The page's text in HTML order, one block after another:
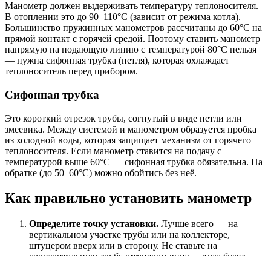
Манометр должен выдерживать температуру теплоносителя.
В отоплении это до 90–110°C (зависит от режима котла).
Большинство пружинных манометров рассчитаны до 60°C на
прямой контакт с горячей средой. Поэтому ставить манометр
напрямую на подающую линию с температурой 80°C нельзя
— нужна сифонная трубка (петля), которая охлаждает
теплоноситель перед прибором.
Сифонная трубка
Это короткий отрезок трубы, согнутый в виде петли или
змеевика. Между системой и манометром образуется пробка
из холодной воды, которая защищает механизм от горячего
теплоносителя. Если манометр ставится на подачу с
температурой выше 60°C — сифонная трубка обязательна. На
обратке (до 50–60°C) можно обойтись без неё.
Как правильно установить манометр
Определите точку установки. Лучше всего — на
вертикальном участке трубы или на коллекторе,
штуцером вверх или в сторону. Не ставьте на